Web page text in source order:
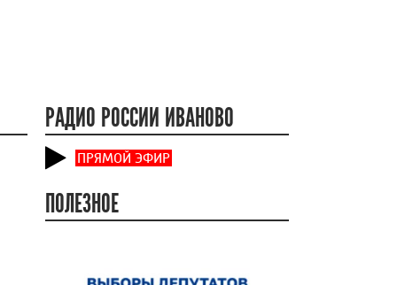
РАДИО РОССИИ ИВАНОВО
ПРЯМОЙ ЭФИР
ПОЛЕЗНОЕ